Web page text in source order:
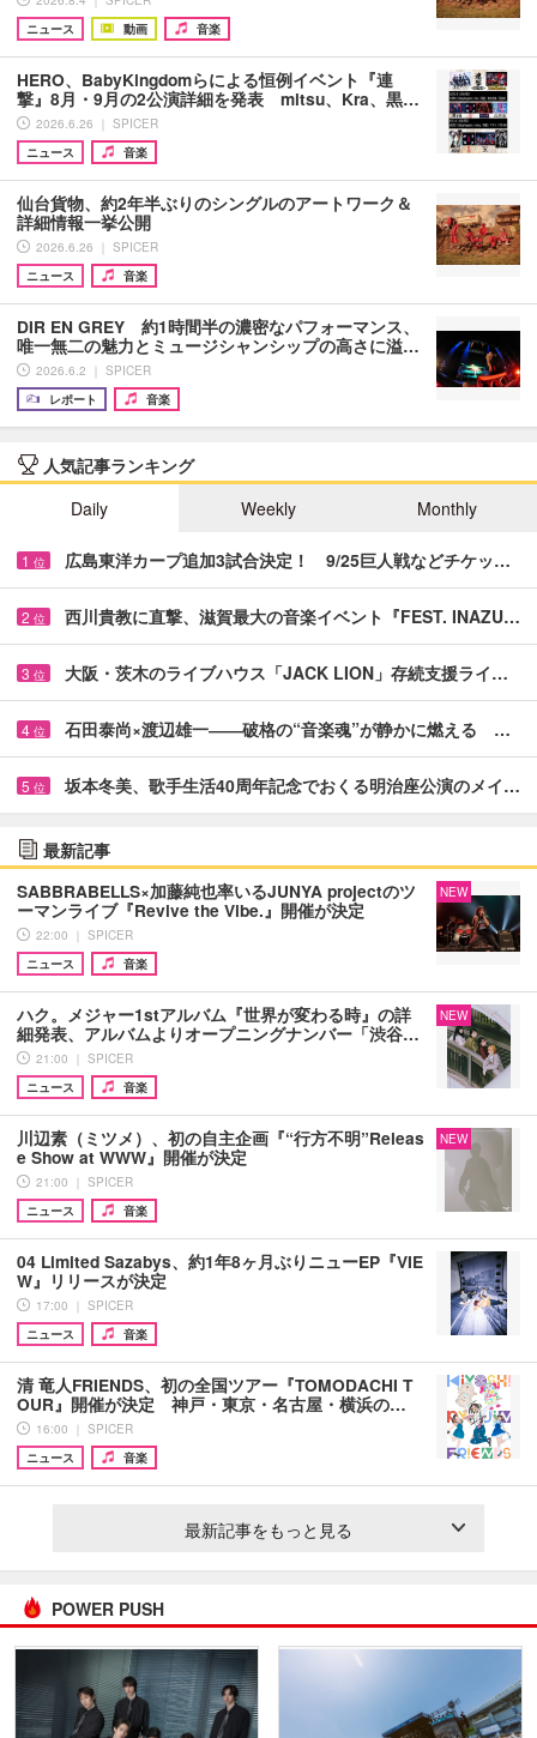
ニュース
動画 音楽
HERO、BabyKingdomらによる恒例イベント『連
撃』8月・9月の2公演詳細を発表 mitsu、Kra、黒…
2026.6.26 ｜ SPICER
ニュース
音楽
仙台貨物、約2年半ぶりのシングルのアートワーク＆
詳細情報一挙公開
2026.6.26 ｜ SPICER
ニュース
音楽
DIR EN GREY 約1時間半の濃密なパフォーマンス、
唯一無二の魅力とミュージシャンシップの高さに溢…
2026.6.2 ｜ SPICER
レポート
音楽
人気記事ランキング
Daily
Weekly Monthly
1 位 広島東洋カープ追加3試合決定！ 9/25巨人戦などチケッ…
2 位 西川貴教に直撃、滋賀最大の音楽イベント『FEST. INAZU…
3 位 大阪・茨木のライブハウス「JACK LION」存続支援ライ…
4 位 石田泰尚×渡辺雄一――破格の“音楽魂”が静かに燃える …
5 位 坂本冬美、歌手生活40周年記念でおくる明治座公演のメイ…
最新記事
SABBRABELLS×加藤純也率いるJUNYA projectのツ
ーマンライブ『Revive the Vibe.』開催が決定
22:00 ｜ SPICER
ニュース
音楽
NEW
ハク。メジャー1stアルバム『世界が変わる時』の詳
細発表、アルバムよりオープニングナンバー「渋谷…
21:00 ｜ SPICER
ニュース
音楽
NEW
川辺素（ミツメ）、初の自主企画『“行方不明”Releas
e Show at WWW』開催が決定
21:00 ｜ SPICER
ニュース
音楽
NEW
04 Limited Sazabys、約1年8ヶ月ぶりニューEP『VIE
W』リリースが決定
17:00 ｜ SPICER
ニュース
音楽
清 竜人FRIENDS、初の全国ツアー『TOMODACHI T
OUR』開催が決定 神戸・東京・名古屋・横浜の…
16:00 ｜ SPICER
ニュース
音楽
最新記事をもっと見る
POWER PUSH